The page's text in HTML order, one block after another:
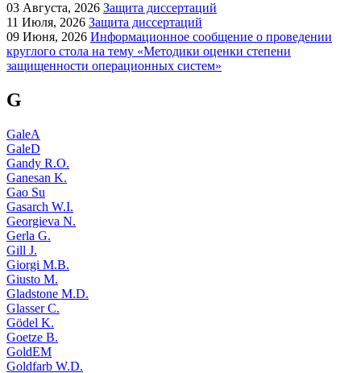
03 Августа, 2026 Защита диссертаций
11 Июля, 2026 Защита диссертаций
09 Июня, 2026 Информационное сообщение о проведении
круглого стола на тему «Методики оценки степени
защищенности операционных систем»
G
GaleA
GaleD
Gandy R.O.
Ganesan K.
Gao Su
Gasarch W.I.
Georgieva N.
Gerla G.
Gill J.
Giorgi M.B.
Giusto M.
Gladstone M.D.
Glasser C.
Gödel K.
Goetze B.
GoldEM
Goldfarb W.D.